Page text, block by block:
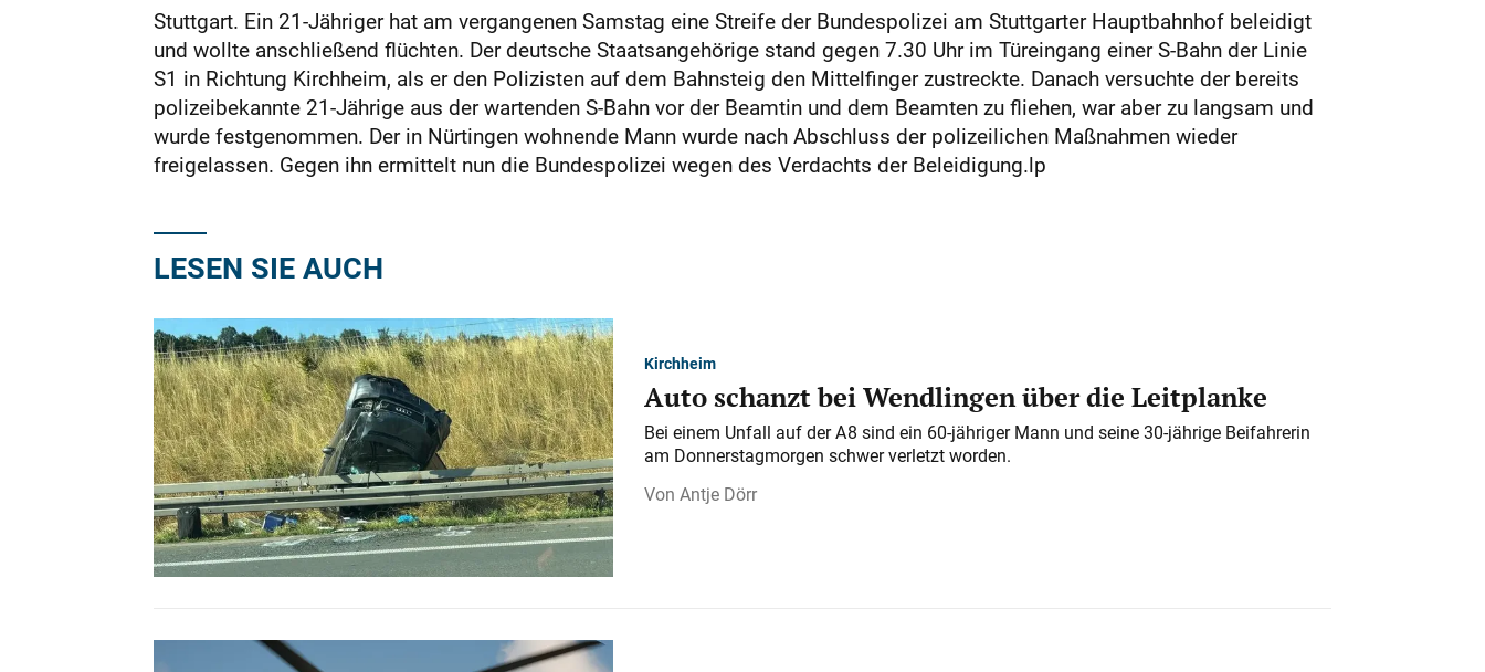
Stuttgart. Ein 21-Jähriger hat am vergangenen Samstag eine Streife der Bundespolizei am Stuttgarter Hauptbahnhof beleidigt
und wollte anschließend flüchten. Der deutsche Staatsangehörige stand gegen 7.30 Uhr im Türeingang einer S-Bahn der Linie
S1 in Richtung Kirchheim, als er den Polizisten auf dem Bahnsteig den Mittelfinger zustreckte. Danach versuchte der bereits
polizeibekannte 21-Jährige aus der wartenden S-Bahn vor der Beamtin und dem Beamten zu fliehen, war aber zu langsam und
wurde festgenommen. Der in Nürtingen wohnende Mann wurde nach Abschluss der polizeilichen Maßnahmen wieder
freigelassen. Gegen ihn ermittelt nun die Bundespolizei wegen des Verdachts der Beleidigung.lp
LESEN SIE AUCH
Kirchheim
Auto schanzt bei Wendlingen über die Leitplanke
Bei einem Unfall auf der A 8 sind ein 60-jähriger Mann und seine 30-jährige Beifahrerin
am Donnerstagmorgen schwer verletzt worden.
Antje Dörr